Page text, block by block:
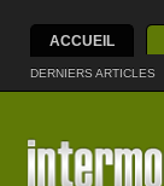
ACCUEIL
DERNIERS ARTICLES